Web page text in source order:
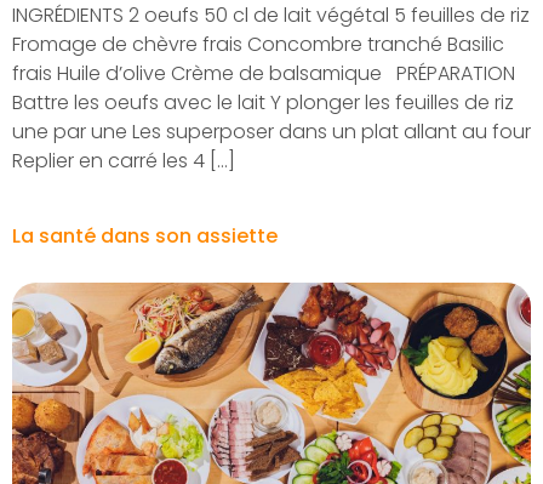
INGRÉDIENTS 2 oeufs 50 cl de lait végétal 5 feuilles de riz
Fromage de chèvre frais Concombre tranché Basilic
frais Huile d’olive Crème de balsamique PRÉPARATION
Battre les oeufs avec le lait Y plonger les feuilles de riz
une par une Les superposer dans un plat allant au four
Replier en carré les 4 […]
La santé dans son assiette